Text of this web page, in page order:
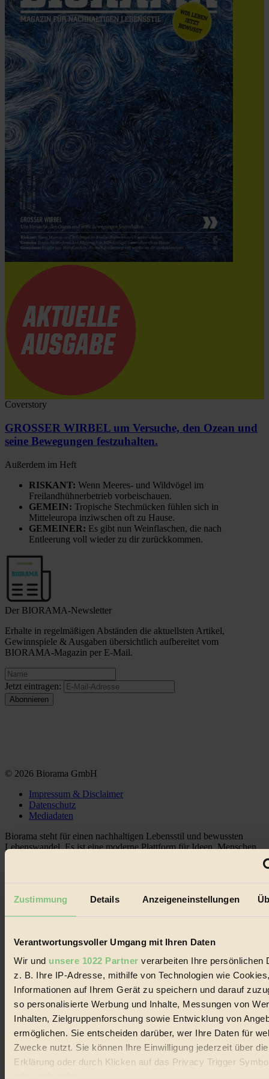
Zustimmung Details Anzeigeneinstellungen
Verantwortungsvoller Umgang mit Ihren Daten
Wir und unsere 1022 Partner verarbeiten Ihre persönlichen
z. B. Ihre IP-Adresse, mithilfe von Technologien wie
Informationen auf Ihrem Gerät zu speichern und darauf
so personalisierte Werbung und Inhalte, Messungen von
Inhalten, Zielgruppenforschung sowie Entwicklung von
ermöglichen. Sie entscheiden darüber, wer Ihre Daten für
Zwecke nutzt. Sie können Ihre Einwilligung jederzeit über
Erklärung oder durch Klicken auf das Privacy Trigger
Coverstory
GROSSER WIRBEL um Versuche, den Ozean und
seine Bewegungen festzuhalten.
Außerdem im Heft
RISKANT: Wenn Meeres- und Wildvögel im
Freilandhühnerbetrieb vorbeischauen.
GEMEIN: Tropische Stechmücken fühlen sich in
Mitteleuropa inziwschen oft zu Hause.
GEMEINER: Es gibt nun Weinflaschen, die nach
Entleerung voll wieder zu dir zurückkommen.
Der BIORAMA-Newsletter
Erhalte in regelmäßigen Abständen die aktuellsten Artikel,
Gewinnspiele & Ausgaben übersichtlich aufbereitet vom
BIORAMA-Magazin per E-Mail.
Jetzt eintragen:
© 2026 Biorama GmbH
Impressum & Disclaimer
Datenschutz
Mediadaten
Biorama steht für einen nachhaltigen Lebensstil und bewussten
Lebenswandel. Es ist eine moderne Plattform für Ideen, Menschen
Social Media
Themen
Bio
Nachhaltigkeit